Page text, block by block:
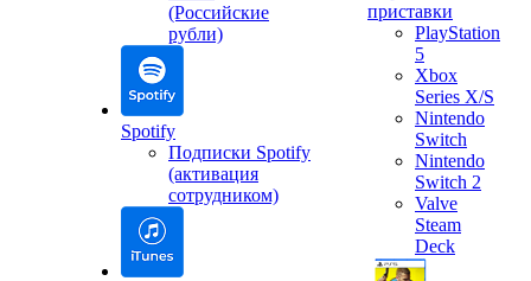
(Российские
рубли)
Spotify
Подписки Spotify
(активация
сотрудником)
приставки
PlayStation
5
Xbox
Series X/S
Nintendo
Switch
Nintendo
Switch 2
Valve
Steam
Deck